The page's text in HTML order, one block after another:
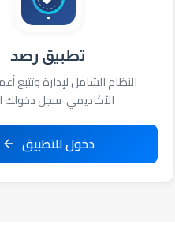
تطبيق رصد
النظام الشامل لإدارة وتتبع
الأكاديمي. سجل دخولك
دخول للتطبيق